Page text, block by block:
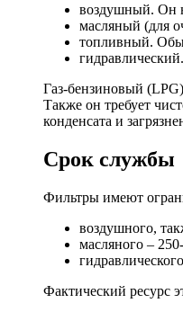
воздушный. Он
масляный (для
топливный.
Газ-бензиновый
Также он требует
конденсата и
Срок службы
Фильтры имеют
воздушного,
масляного –
Фактический ресурс